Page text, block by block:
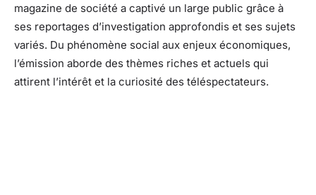
magazine de société a captivé un large public grâce à
ses reportages d’investigation approfondis et ses sujets
variés. Du phénomène social aux enjeux économiques,
l’émission aborde des thèmes riches et actuels qui
attirent l’intérêt et la curiosité des téléspectateurs.